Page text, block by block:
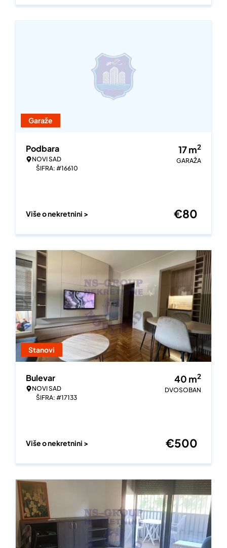
Garaže
Podbara
NOVI SAD
ŠIFRA: #16610
17m2
GARAŽA
Više o nekretnini > €80
Stanovi
Bulevar
NOVI SAD
ŠIFRA: #17133
40 m2
DVOSOBAN
Više o nekretnini > €500